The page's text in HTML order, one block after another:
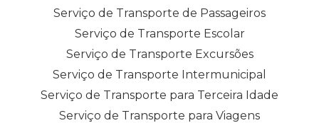
Serviço de Transporte de Passageiros
Serviço de Transporte Escolar
Serviço de Transporte Excursões
Serviço de Transporte Intermunicipal
Serviço de Transporte para Terceira Idade
Serviço de Transporte para Viagens